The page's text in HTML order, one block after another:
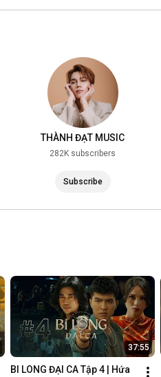
THÀNH ĐẠT MUSIC
282K subscribers
Subscribe
37:55
BI LONG ĐẠI CA Tập 4 | Hứa